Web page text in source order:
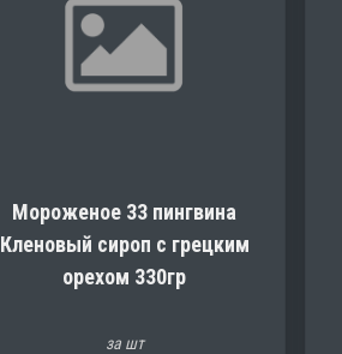
Мороженое 33 пингвина
Кленовый сироп с грецким
орехом 330гр
за шт